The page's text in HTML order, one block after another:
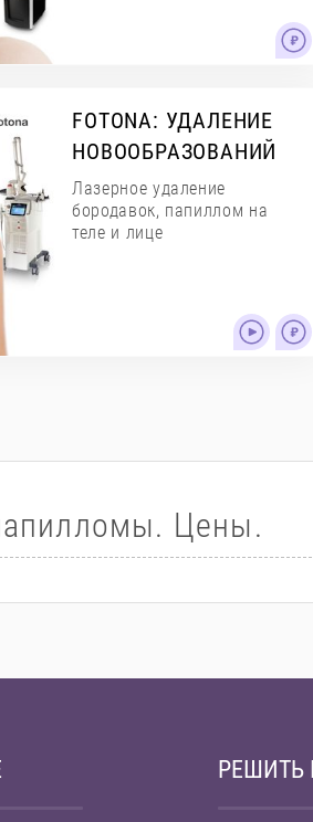
FOTONA: УДАЛЕНИЕ
НОВООБРАЗОВАНИЙ
Лазерное удаление
бородавок, папиллом на
теле и лице
Цены.
РЕШИТЬ